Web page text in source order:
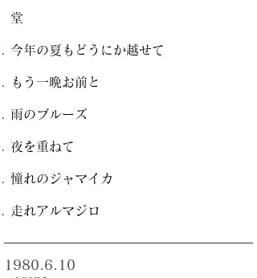
堂
今年の夏もどうにか越せて
もう一晩お前と
雨のブルーズ
夜を重ねて
憧れのジャマイカ
走れアルマジロ
1980.6.10